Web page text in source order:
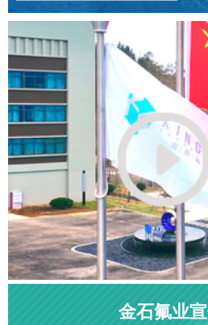
金石氟业